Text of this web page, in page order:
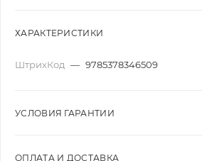
ХАРАКТЕРИСТИКИ
ШтрихКод — 9785378346509
УСЛОВИЯ ГАРАНТИИ
ОПЛАТА И ДОСТАВКА